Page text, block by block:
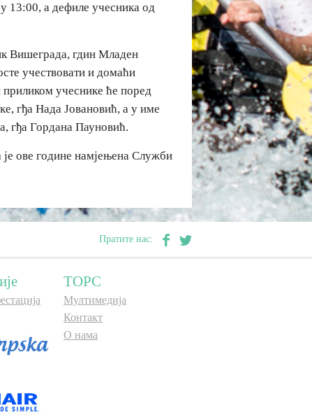
13:00, а дефиле учесника од
Вишеграда, гдин Младен
учествовати и домаћи
учеснике ће поред
гђа Нада Јовановић, а у име
гђа Гордана Пауновић.
је ове године намјењена Служби
Пратите нас:
ТОРС
Мултимедија
Контакт
О нама